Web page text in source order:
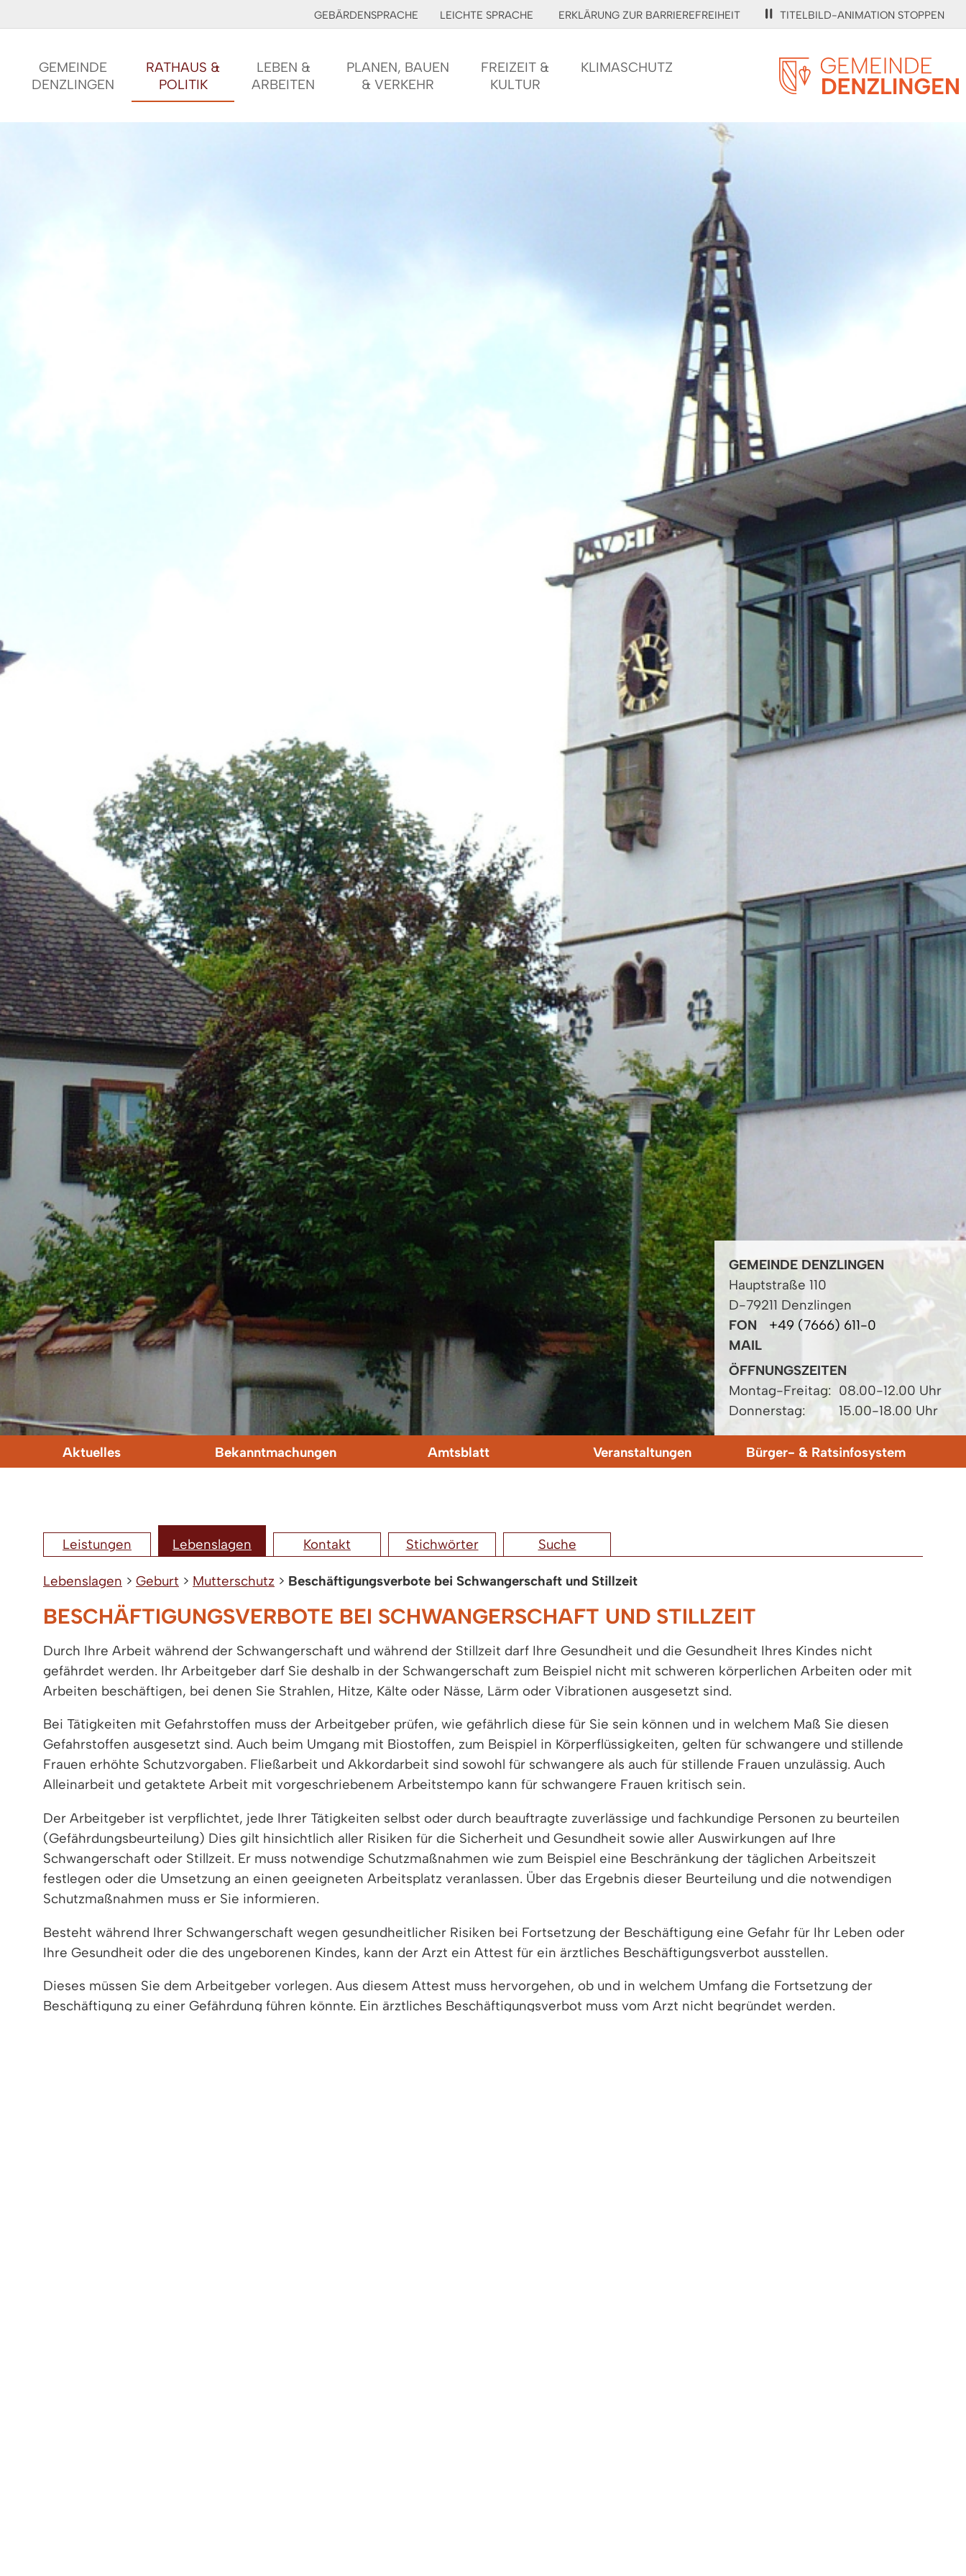
GEBÄRDENSPRACHE LEICHTE SPRACHE ERKLÄRUNG ZUR BARRIEREFREIHEIT TITELBILD-ANIMATION STOPPEN
GEMEINDE
DENZLINGEN
RATHAUS &
POLITIK
LEBEN &
ARBEITEN
PLANEN, BAUEN
& VERKEHR
FREIZEIT &
KULTUR
KLIMASCHUTZ
GEMEINDE DENZLINGEN
Hauptstraße 110
D-79211 Denzlingen
FON
+49 (7666) 611-0
MAIL
ÖFFNUNGSZEITEN
Montag-Freitag: 08.00-12.00 Uhr
Donnerstag:
15.00-18.00 Uhr
Aktuelles Bekanntmachungen Amtsblatt Veranstaltungen Bürger- & Ratsinfosystem
Leistungen Lebenslagen Kontakt Stichwörter Suche
Lebenslagen > Geburt > Mutterschutz > Beschäftigungsverbote bei Schwangerschaft und Stillzeit
BESCHÄFTIGUNGSVERBOTE BEI SCHWANGERSCHAFT UND STILLZEIT
Durch Ihre Arbeit während der Schwangerschaft und während der Stillzeit darf Ihre Gesundheit und die Gesundheit Ihres Kindes nicht
gefährdet werden. Ihr Arbeitgeber darf Sie deshalb in der Schwangerschaft zum Beispiel nicht mit schweren körperlichen Arbeiten oder mit
Arbeiten beschäftigen, bei denen Sie Strahlen, Hitze, Kälte oder Nässe, Lärm oder Vibrationen ausgesetzt sind.
Bei Tätigkeiten mit Gefahrstoffen muss der Arbeitgeber prüfen, wie gefährlich diese für Sie sein können und in welchem Maß Sie diesen
Gefahrstoffen ausgesetzt sind. Auch beim Umgang mit Biostoffen, zum Beispiel in Körperflüssigkeiten, gelten für schwangere und stillende
Frauen erhöhte Schutzvorgaben. Fließarbeit und Akkordarbeit sind sowohl für schwangere als auch für stillende Frauen unzulässig. Auch
Alleinarbeit und getaktete Arbeit mit vorgeschriebenem Arbeitstempo kann für schwangere Frauen kritisch sein.
Der Arbeitgeber ist verpflichtet, jede Ihrer Tätigkeiten selbst oder durch beauftragte zuverlässige und fachkundige Personen zu beurteilen
(Gefährdungsbeurteilung) Dies gilt hinsichtlich aller Risiken für die Sicherheit und Gesundheit sowie aller Auswirkungen auf Ihre
Schwangerschaft oder Stillzeit. Er muss notwendige Schutzmaßnahmen wie zum Beispiel eine Beschränkung der täglichen Arbeitszeit
festlegen oder die Umsetzung an einen geeigneten Arbeitsplatz veranlassen. Über das Ergebnis dieser Beurteilung und die notwendigen
Schutzmaßnahmen muss er Sie informieren.
Besteht während Ihrer Schwangerschaft wegen gesundheitlicher Risiken bei Fortsetzung der Beschäftigung eine Gefahr für Ihr Leben oder
Ihre Gesundheit oder die des ungeborenen Kindes, kann der Arzt ein Attest für ein ärztliches Beschäftigungsverbot ausstellen.
Dieses müssen Sie dem Arbeitgeber vorlegen. Aus diesem Attest muss hervorgehen, ob und in welchem Umfang die Fortsetzung der
Beschäftigung zu einer Gefährdung führen könnte. Ein ärztliches Beschäftigungsverbot muss vom Arzt nicht begründet werden.